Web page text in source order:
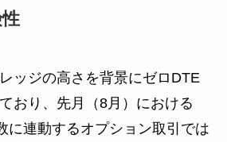
ッジの高さを背景にゼロDTE
おり、先月（8月）における
に連動するオプション取引では